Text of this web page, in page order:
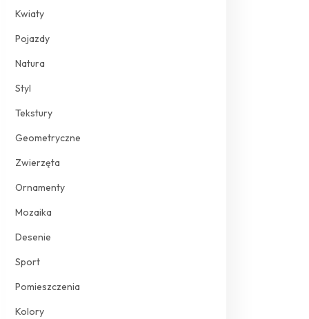
Kwiaty
Pojazdy
Natura
Styl
Tekstury
Geometryczne
Zwierzęta
Ornamenty
Mozaika
Desenie
Sport
Pomieszczenia
Kolory